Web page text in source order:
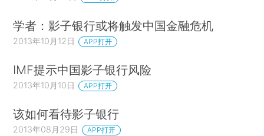
学者：影子银行或将触发中国金融危机
2013年10月12日 APP打开
IMF提示中国影子银行风险
2013年10月10日 APP打开
该如何看待影子银行
2013年08月29日 APP打开